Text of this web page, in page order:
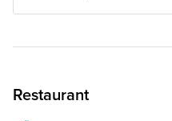
Restaurant